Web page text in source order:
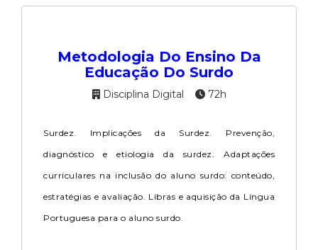
Metodologia Do Ensino Da
Educação Do Surdo
Disciplina Digital 72h
Surdez. Implicações da Surdez. Prevenção,
diagnóstico e etiologia da surdez. Adaptações
curriculares na inclusão do aluno surdo: conteúdo,
estratégias e avaliação. Libras e aquisição da Língua
Portuguesa para o aluno surdo.